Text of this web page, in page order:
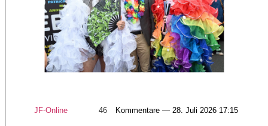
JF-Online 46 Kommentare — 28. Juli 2026 17:15